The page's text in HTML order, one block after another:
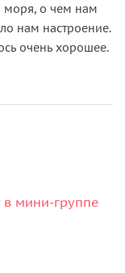
моря, о чем нам
нам настроение.
очень хорошее.
в мини-группе